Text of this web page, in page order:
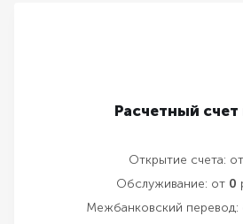
Расчетный счет
Открытие счета: от
Обслуживание: от 0
Межбанковский перевод: